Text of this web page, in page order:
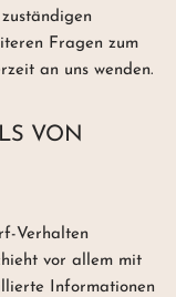
Fragen zum
an uns wenden.
VON
Verhalten
vor allem mit
Informationen